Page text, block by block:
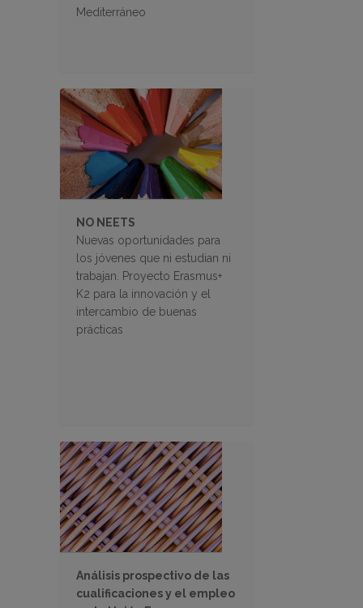
Mediterráneo
NO NEETS
Nuevas oportunidades para
los jóvenes que ni estudian ni
trabajan. Proyecto Erasmus+
K2 para la innovación y el
intercambio de buenas
prácticas
Análisis prospectivo de las
cualificaciones y el empleo